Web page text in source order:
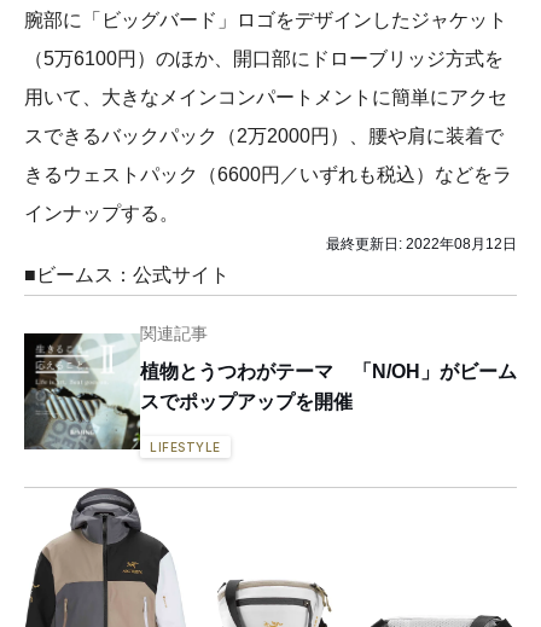
腕部に「ビッグバード」ロゴをデザインしたジャケット
（5万6100円）のほか、開口部にドローブリッジ方式を
用いて、大きなメインコンパートメントに簡単にアクセ
スできるバックパック（2万2000円）、腰や肩に装着で
きるウェストパック（6600円／いずれも税込）などをラ
インナップする。
最終更新日: 2022年08月12日
■ビームス：公式サイト
関連記事
植物とうつわがテーマ 「N/OH」がビーム
スでポップアップを開催
LIFESTYLE